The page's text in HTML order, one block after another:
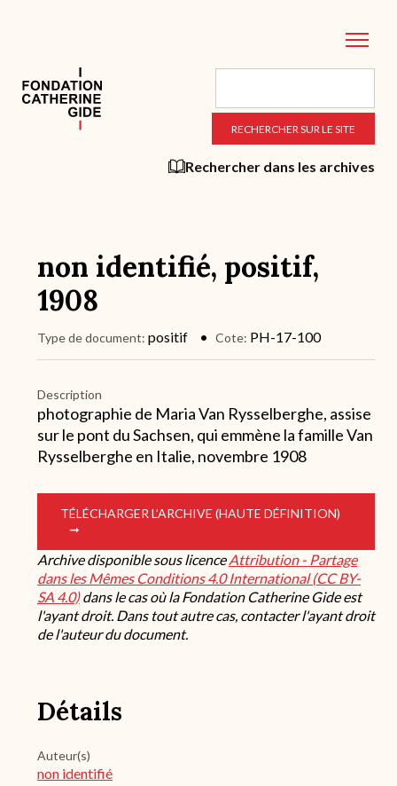
principal
Rechercher dans les archives
non identifié, positif,
1908
Type de document positif Cote PH-17-100
Description
photographie de Maria Van Rysselberghe, assise
sur le pont du Sachsen, qui emmène la famille Van
Rysselberghe en Italie, novembre 1908
TÉLÉCHARGER L’ARCHIVE (HAUTE DÉFINITION)
Archive disponible sous licenceAttribution - Partage
dans les Mêmes Conditions 4.0 International (CC BY-
SA 4.0)dans le cas où la Fondation Catherine Gide est
l'ayant droit. Dans tout autre cas, contacter l'ayant droit
de l'auteur du document.
Détails
Auteur(s)
non identifié